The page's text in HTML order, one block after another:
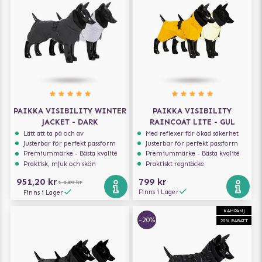
PAIKKA VISIBILITY WINTER
JACKET - DARK
Lätt att ta på och av
Justerbar för perfekt passform
Premiummärke - Bästa kvalité
Praktisk, mjuk och skön
951,20 kr 1 189 kr
Finns i Lager
PAIKKA VISIBILITY
RAINCOAT LITE - GUL
Med reflexer för ökad säkerhet
Justerbar för perfekt passform
Premiummärke - Bästa kvalité
Praktiskt regntäcke
799 kr
Finns i Lager
KAMPANJ
20% RABATT
-20%